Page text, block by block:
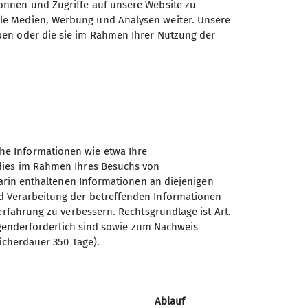
mit HP & Fahrtkosten
Sektion Landsberg am Lech
des DAV e.V.
und Zugriffe auf unsere Website zu
Medien, Werbung und Analysen weiter. Unsere
oder die sie im Rahmen Ihrer Nutzung der
Informationen wie etwa Ihre
im Rahmen Ihres Besuchs von
enthaltenen Informationen an diejenigen
Verarbeitung der betreffenden Informationen
zu verbessern. Rechtsgrundlage ist Art.
sind sowie zum Nachweis
350 Tage).
Ablauf